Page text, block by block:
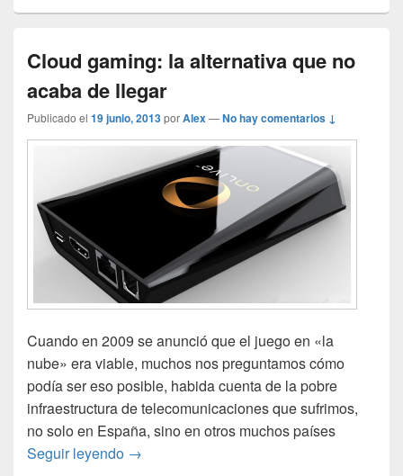
Cloud gaming: la alternativa que no
acaba de llegar
Publicado el 19 junio, 2013porAlex —No hay comentarios ↓
Cuando en 2009 se anunció que el juego en «la
nube» era viable, muchos nos preguntamos cómo
podía ser eso posible, habida cuenta de la pobre
infraestructura de telecomunicaciones que sufrimos,
no solo en España, sino en otros muchos países
Seguir leyendo Cloud gaming: la alternativa que no acaba
→